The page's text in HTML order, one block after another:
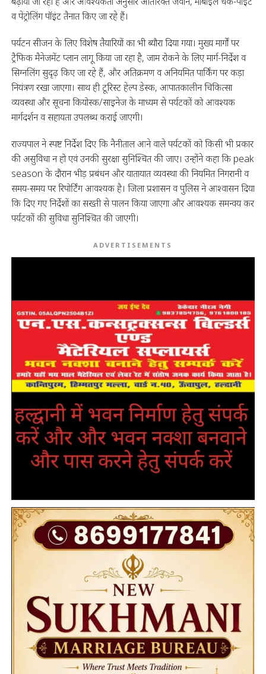
व पेट्रोलिंग पॉइंट तैनात किए जा रहे हैं।
पर्यटन सीजन के लिए विशेष तैयारियों का भी ब्यौरा दिया गया। मुख्य मार्गों पर
ट्रैफिक मैनेजमेंट प्लान लागू किया जा रहा है, जाम रोकने के लिए मार्ग-निर्देश व
सिग्नलिंग सुदृढ़ किए जा रहे हैं, और अतिक्रमण व अनियमित पार्किंग पर कड़ा
नियंत्रण रखा जाएगा। साथ ही टूरिस्ट हेल्प डेस्क, आपातकालीन चिकित्सा
व्यवस्था और सूचना कियोस्क/साइनेज के माध्यम से पर्यटकों को आवश्यक
मार्गदर्शन व सहायता उपलब्ध कराई जाएगी।
राज्यपाल ने स्पष्ट निर्देश दिए कि नैनीताल आने वाले पर्यटकों को किसी भी प्रकार
की असुविधा न हो एवं उनकी सुरक्षा सुनिश्चित की जाए। उन्होंने कहा कि peak
season के दौरान भीड़ प्रबंधन और यातायात व्यवस्था की नियमित निगरानी व
समय-समय पर रिपोर्टिंग आवश्यक है। जिला प्रशासन व पुलिस ने आश्वासन दिया
कि दिए गए निर्देशों का सख्ती से पालन किया जाएगा और आवश्यक समन्वय कर
पर्यटकों की सुविधा सुनिश्चित की जाएगी।
ADVERTISEMENTS